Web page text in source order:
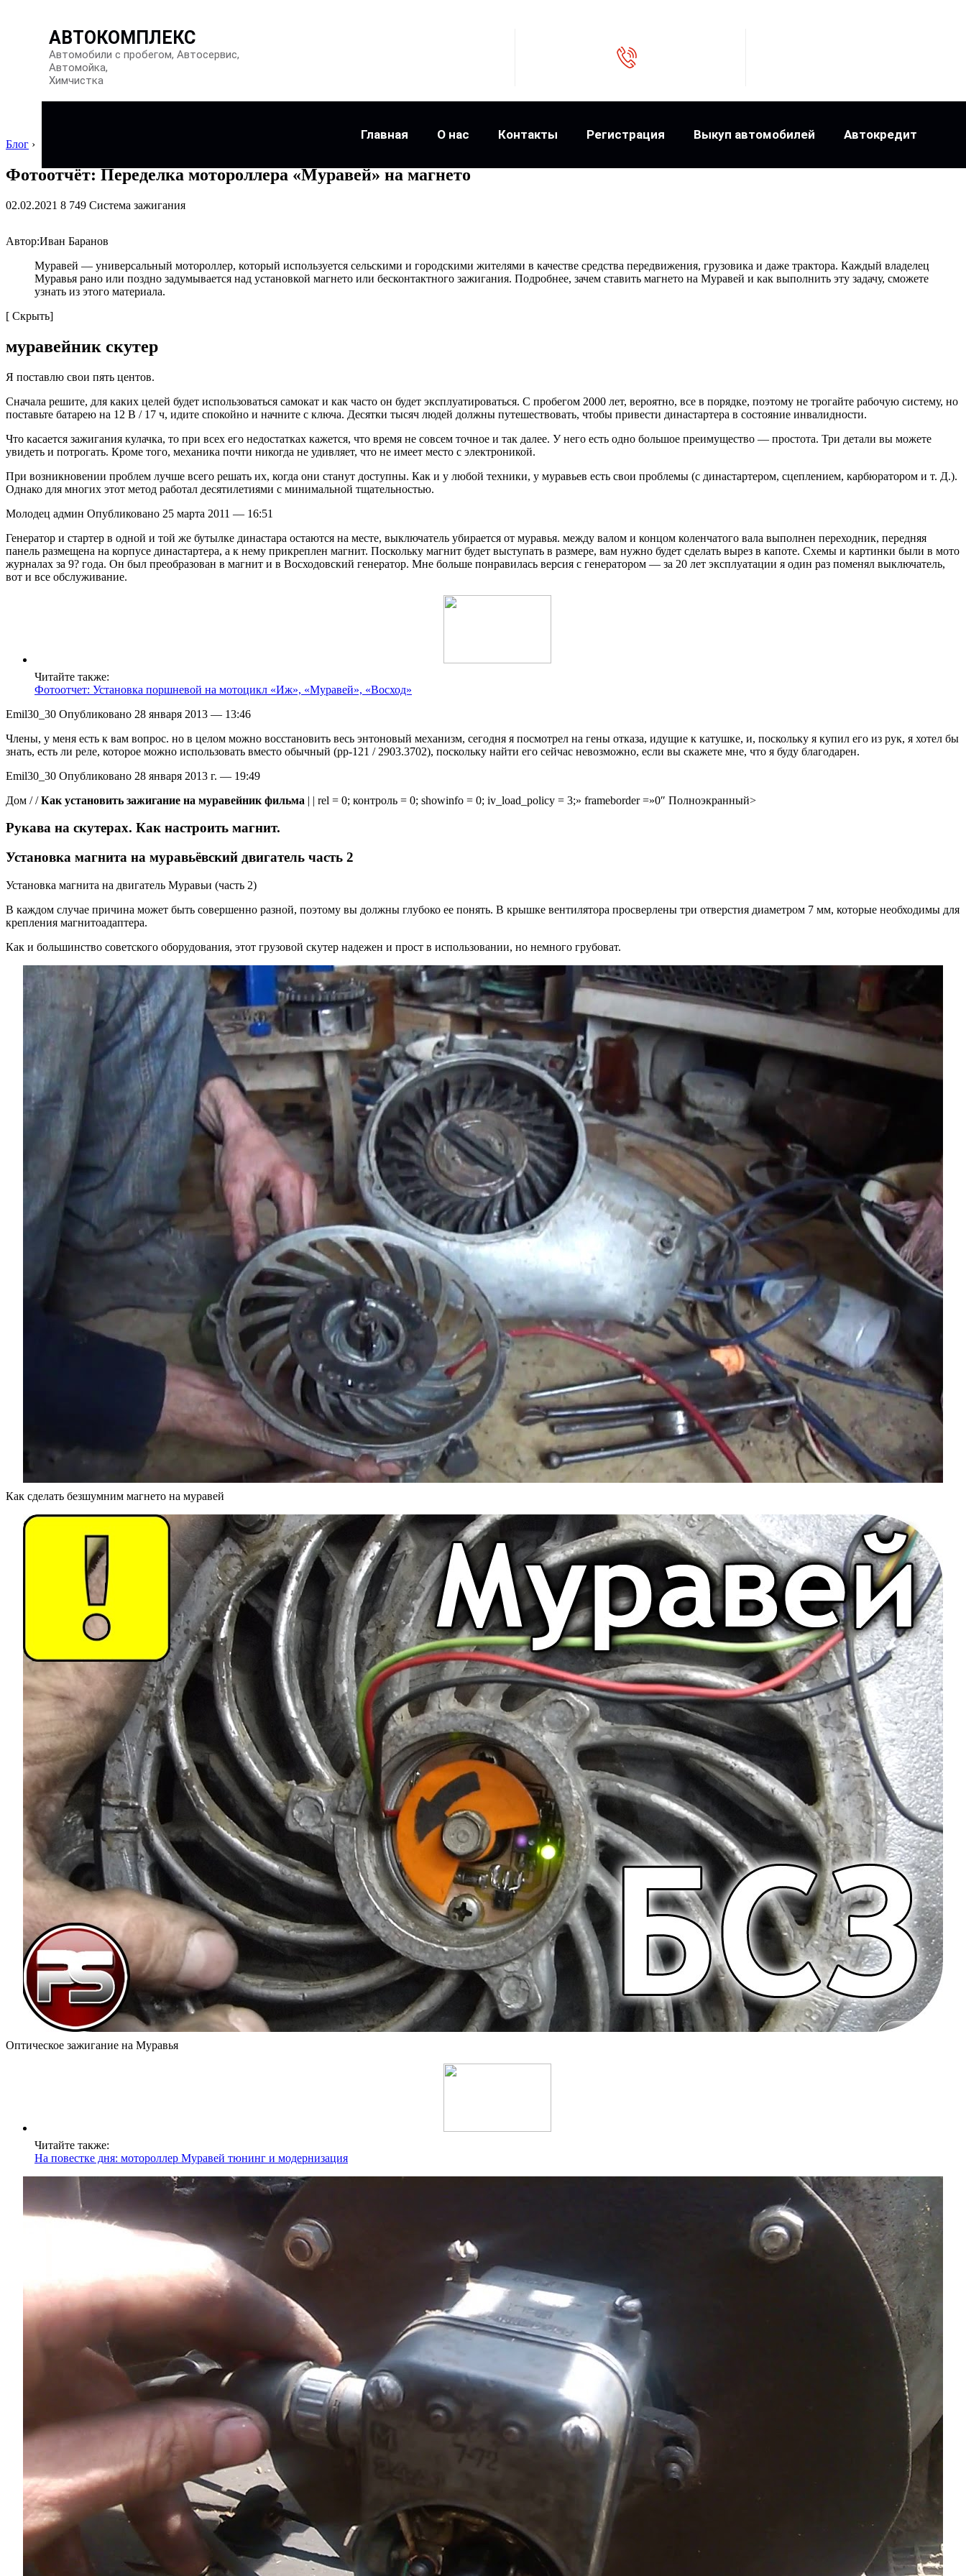
АВТОКОМПЛЕКС
Автомобили с пробегом, Автосервис,
Автомойка,
Химчистка
Главная О нас Контакты Регистрация Выкуп автомобилей Автокредит
Блог ›
Фотоотчёт: Переделка мотороллера «Муравей» на магнето
02.02.2021 8 749 Система зажигания
Автор:Иван Баранов
Муравей — универсальный мотороллер, который используется сельскими и городскими жителями в качестве средства передвижения, грузовика и даже трактора. Каждый владелец
Муравья рано или поздно задумывается над установкой магнето или бесконтактного зажигания. Подробнее, зачем ставить магнето на Муравей и как выполнить эту задачу, сможете
узнать из этого материала.
[ Скрыть]
муравейник скутер
Я поставлю свои пять центов.
Сначала решите, для каких целей будет использоваться самокат и как часто он будет эксплуатироваться. С пробегом 2000 лет, вероятно, все в порядке, поэтому не трогайте рабочую систему, но
поставьте батарею на 12 В / 17 ч, идите спокойно и начните с ключа. Десятки тысяч людей должны путешествовать, чтобы привести династартера в состояние инвалидности.
Что касается зажигания кулачка, то при всех его недостатках кажется, что время не совсем точное и так далее. У него есть одно большое преимущество — простота. Три детали вы можете
увидеть и потрогать. Кроме того, механика почти никогда не удивляет, что не имеет место с электроникой.
При возникновении проблем лучше всего решать их, когда они станут доступны. Как и у любой техники, у муравьев есть свои проблемы (с династартером, сцеплением, карбюратором и т. Д.).
Однако для многих этот метод работал десятилетиями с минимальной тщательностью.
Молодец админ Опубликовано 25 марта 2011 — 16:51
Генератор и стартер в одной и той же бутылке династара остаются на месте, выключатель убирается от муравья. между валом и концом коленчатого вала выполнен переходник, передняя
панель размещена на корпусе династартера, а к нему прикреплен магнит. Поскольку магнит будет выступать в размере, вам нужно будет сделать вырез в капоте. Схемы и картинки были в мото
журналах за 9? года. Он был преобразован в магнит и в Восходовский генератор. Мне больше понравилась версия с генератором — за 20 лет эксплуатации я один раз поменял выключатель,
вот и все обслуживание.
Читайте также:
Фотоотчет: Установка поршневой на мотоцикл «Иж», «Муравей», «Восход»
Emil30_30 Опубликовано 28 января 2013 — 13:46
Члены, у меня есть к вам вопрос. но в целом можно восстановить весь энтоновый механизм, сегодня я посмотрел на гены отказа, идущие к катушке, и, поскольку я купил его из рук, я хотел бы
знать, есть ли реле, которое можно использовать вместо обычный (pp-121 / 2903.3702), поскольку найти его сейчас невозможно, если вы скажете мне, что я буду благодарен.
Emil30_30 Опубликовано 28 января 2013 г. — 19:49
Дом / /Как установить зажигание на муравейник фильма | | rel = 0; контроль = 0; showinfo = 0; iv_load_policy = 3;» frameborder =»0″ Полноэкранный>
Рукава на скутерах. Как настроить магнит.
Установка магнита на муравьёвский двигатель часть 2
Установка магнита на двигатель Муравьи (часть 2)
В каждом случае причина может быть совершенно разной, поэтому вы должны глубоко ее понять. В крышке вентилятора просверлены три отверстия диаметром 7 мм, которые необходимы для
крепления магнитоадаптера.
Как и большинство советского оборудования, этот грузовой скутер надежен и прост в использовании, но немного грубоват.
Как сделать безшумним магнето на муравей
Оптическое зажигание на Муравья
Читайте также:
На повестке дня: мотороллер Муравей тюнинг и модернизация